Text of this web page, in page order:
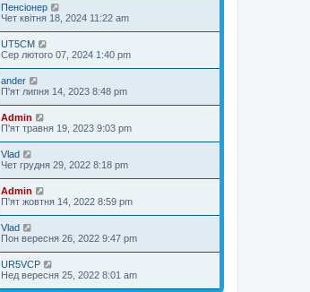
Пенсіонер
Чет квітня 18, 2024 11:22 am
UT5CM
Сер лютого 07, 2024 1:40 pm
ander
П'ят липня 14, 2023 8:48 pm
Admin
П'ят травня 19, 2023 9:03 pm
Vlad
Чет грудня 29, 2022 8:18 pm
Admin
П'ят жовтня 14, 2022 8:59 pm
Vlad
Пон вересня 26, 2022 9:47 pm
UR5VCP
Нед вересня 25, 2022 8:01 am